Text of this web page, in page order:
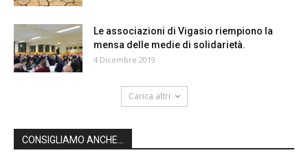
Le associazioni di Vigasio riempiono la
mensa delle medie di solidarietà.
4 Dicembre 2019
Carica altri
CONSIGLIAMO ANCHE...